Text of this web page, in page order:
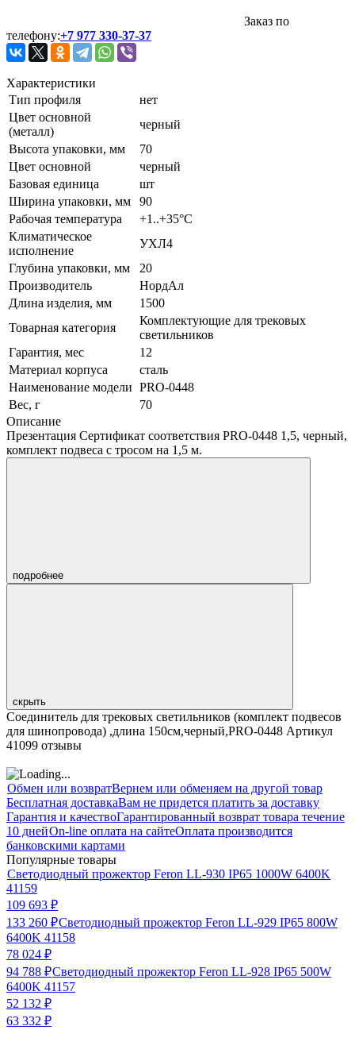
Заказ по
телефону:+7 977 330-37-37
Характеристики
Тип профиля
нет
Цвет основной
(металл)
черный
Высота упаковки, мм
70
Цвет основной
черный
Базовая единица
шт
Ширина упаковки, мм
90
Рабочая температура
+1..+35°C
Климатическое
исполнение
УХЛ4
Глубина упаковки, мм
20
Производитель
НордАл
Длина изделия, мм
1500
Товарная категория
Комплектующие для трековых
светильников
Гарантия, мес
12
Материал корпуса
сталь
Наименование модели PRO-0448
Вес, г
70
Описание
Презентация Сертификат соответствия PRO-0448 1,5, черный,
комплект подвеса с тросом на 1,5 м.
подробнее
скрыть
Соединитель для трековых светильников (комплект подвесов
для шинопровода) ,длина 150см,черный,PRO-0448 Артикул
41099 отзывы
Обмен или возвратВернем или обменяем на другой товар
Бесплатная доставкаВам не придется платить за доставку
Гарантия и качествоГарантированный возврат товара течение
10 днейOn-line оплата на сайтеОплата производится
банковскими картами
Популярные товары
Светодиодный прожектор Feron LL-930 IP65 1000W 6400K
41159
109 693 ₽
133 260 ₽Светодиодный прожектор Feron LL-929 IP65 800W
6400K 41158
78 024 ₽
94 788 ₽Светодиодный прожектор Feron LL-928 IP65 500W
6400K 41157
52 132 ₽
63 332 ₽